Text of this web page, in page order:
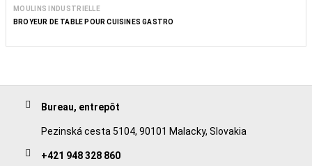
MOULINS INDUSTRIELLE
BROYEUR DE TABLE POUR CUISINES GASTRO
Bureau, entrepôt
Pezinská cesta 5104, 90101 Malacky, Slovakia
+421 948 328 860